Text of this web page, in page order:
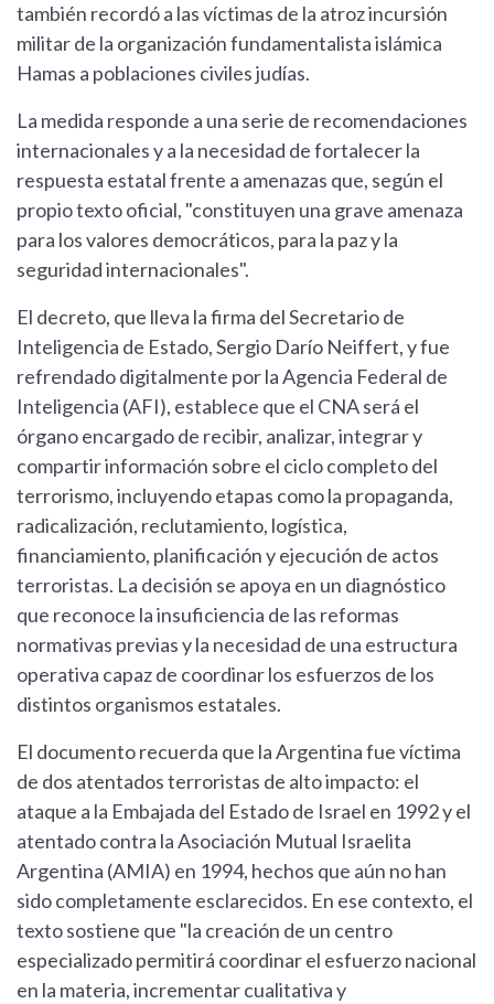
también recordó a las víctimas de la atroz incursión
militar de la organización fundamentalista islámica
Hamas a poblaciones civiles judías.
La medida responde a una serie de recomendaciones
internacionales y a la necesidad de fortalecer la
respuesta estatal frente a amenazas que, según el
propio texto oficial, "constituyen una grave amenaza
para los valores democráticos, para la paz y la
seguridad internacionales".
El decreto, que lleva la firma del Secretario de
Inteligencia de Estado, Sergio Darío Neiffert, y fue
refrendado digitalmente por la Agencia Federal de
Inteligencia (AFI), establece que el CNA será el
órgano encargado de recibir, analizar, integrar y
compartir información sobre el ciclo completo del
terrorismo, incluyendo etapas como la propaganda,
radicalización, reclutamiento, logística,
financiamiento, planificación y ejecución de actos
terroristas. La decisión se apoya en un diagnóstico
que reconoce la insuficiencia de las reformas
normativas previas y la necesidad de una estructura
operativa capaz de coordinar los esfuerzos de los
distintos organismos estatales.
El documento recuerda que la Argentina fue víctima
de dos atentados terroristas de alto impacto: el
ataque a la Embajada del Estado de Israel en 1992 y el
atentado contra la Asociación Mutual Israelita
Argentina (AMIA) en 1994, hechos que aún no han
sido completamente esclarecidos. En ese contexto, el
texto sostiene que "la creación de un centro
especializado permitirá coordinar el esfuerzo nacional
en la materia, incrementar cualitativa y